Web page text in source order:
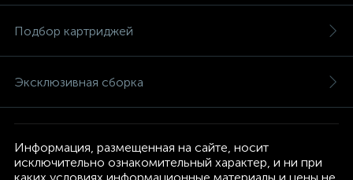
Подбор картриджей
Эксклюзивная сборка
Информация, размещенная на сайте, носит
исключительно ознакомительный характер, и ни при